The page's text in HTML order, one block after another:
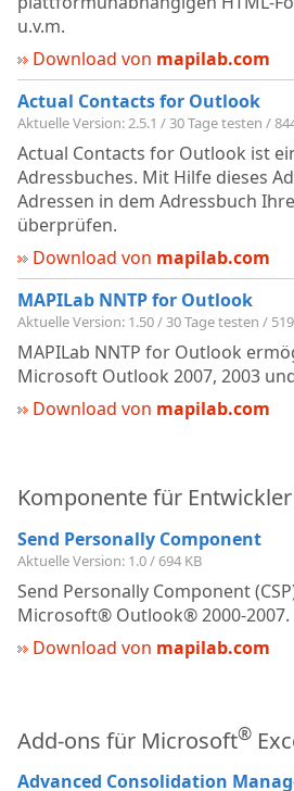
u.v.m.
Download von mapilab.com
Actual Contacts for Outlook
Aktuelle Version: 2.5.1 / 30 Tage testen /
Actual Contacts for Outlook ist
Adressbuches. Mit Hilfe dieses
Adressen in dem Adressbuch
überprüfen.
Download von mapilab.com
MAPILab NNTP for Outlook
Aktuelle Version: 1.50 / 30 Tage testen /
MAPILab NNTP for Outlook
Microsoft Outlook 2007, 2003
Download von mapilab.com
Komponente für Entwickler
Send Personally Component
Aktuelle Version: 1.0 / 694 KB
Send Personally Component
Microsoft® Outlook® 2000-2007.
Download von mapilab.com
Add-ons für Microsoft®
Advanced Consolidation